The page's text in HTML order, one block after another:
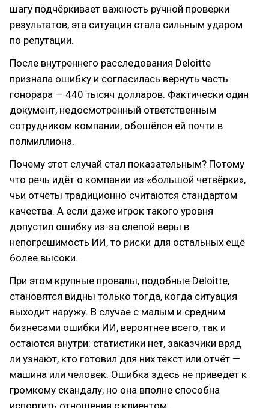
шагу подчёркивает важность ручной проверки
результатов, эта ситуация стала сильным ударом
по репутации.
После внутреннего расследования Deloitte
признала ошибку и согласилась вернуть часть
гонорара — 440 тысяч долларов. Фактически один
документ, недосмотренный ответственным
сотрудником компании, обошёлся ей почти в
полмиллиона.
Почему этот случай стал показательным? Потому
что речь идёт о компании из «большой четвёрки»,
чьи отчёты традиционно считаются стандартом
качества. А если даже игрок такого уровня
допустил ошибку из-за слепой веры в
непогрешимость ИИ, то риски для остальных ещё
более высоки.
При этом крупные провалы, подобные Deloitte,
становятся видны только тогда, когда ситуация
выходит наружу. В случае с малым и средним
бизнесами ошибки ИИ, вероятнее всего, так и
остаются внутри: статистики нет, заказчики вряд
ли узнают, кто готовил для них текст или отчёт —
машина или человек. Ошибка здесь не приведёт к
громкому скандалу, но она вполне способна
испортить отношения с клиентом.